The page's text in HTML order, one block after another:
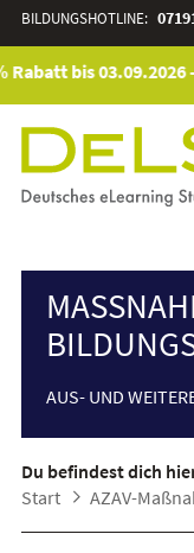
BILDUNGSHOTLINE:
bis 03.09.2026
AUS- UND
Du befindest dich
Start
AZAV-